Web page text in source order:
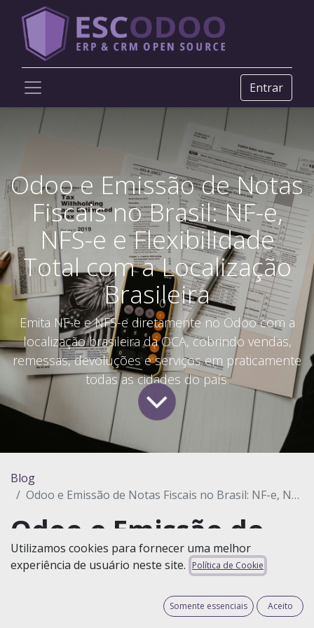
Entrar
Odoo e Emissão de Notas
Fiscais no Brasil: NF-e,
NFS-e e Flexibilidade
Total com a Localização
Brasileira
Emita NF-e e NFS-e diretamente no Odoo com a
localização brasileira da OCA, cobrindo vendas,
remessas, devoluções e serviços em praticamente
todas as cidades do país.
Blog
Odoo e Emissão de Notas Fiscais no Brasil: NF-e, NFS-e e Flexibilidade Total com a Localização Brasileira
Odoo e Emissão de
Notas Fiscais no
Brasil: NF-e, NFS-e e
Flexibilidade Total
Utilizamos cookies para fornecer uma melhor
experiência de usuário neste site.
Política de Cookie
Somente essenciais Aceito